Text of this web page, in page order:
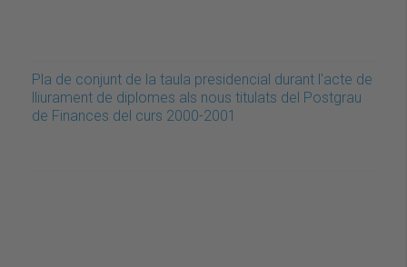
Pla de conjunt de la taula presidencial durant l'acte de
lliurament de diplomes als nous titulats del Postgrau
de Finances del curs 2000-2001